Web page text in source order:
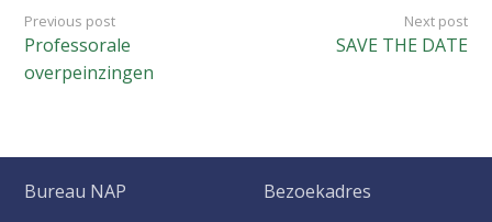
Previous post
Professorale
overpeinzingen
Next post
SAVE THE DATE
Bureau NAP Bezoekadres